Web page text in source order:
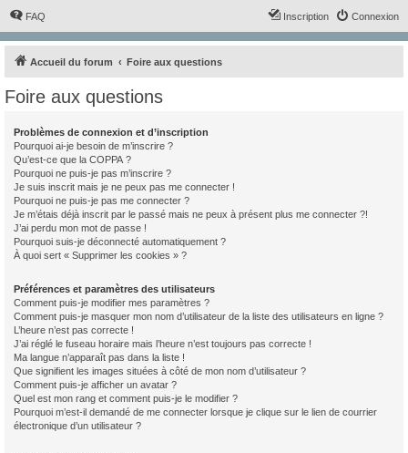
FAQ Connexion
Inscription
Accueil du forum Foire aux questions
Foire aux questions
Problèmes de connexion et d’inscription
Pourquoi ai-je besoin de m’inscrire ?
Qu’est-ce que la COPPA ?
Pourquoi ne puis-je pas m’inscrire ?
Je suis inscrit mais je ne peux pas me connecter !
Pourquoi ne puis-je pas me connecter ?
Je m’étais déjà inscrit par le passé mais ne peux à présent plus me connecter ?!
J’ai perdu mon mot de passe !
Pourquoi suis-je déconnecté automatiquement ?
À quoi sert « Supprimer les cookies » ?
Préférences et paramètres des utilisateurs
Comment puis-je modifier mes paramètres ?
Comment puis-je masquer mon nom d’utilisateur de la liste des utilisateurs en ligne ?
L’heure n’est pas correcte !
J’ai réglé le fuseau horaire mais l’heure n’est toujours pas correcte !
Ma langue n’apparaît pas dans la liste !
Que signifient les images situées à côté de mon nom d’utilisateur ?
Comment puis-je afficher un avatar ?
Quel est mon rang et comment puis-je le modifier ?
Pourquoi m’est-il demandé de me connecter lorsque je clique sur le lien de courrier
électronique d’un utilisateur ?